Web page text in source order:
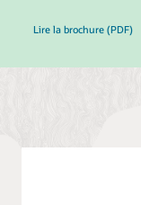
Lire la brochure (PDF)